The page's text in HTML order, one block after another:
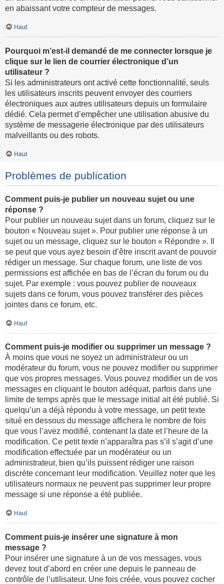
en abaissant votre compteur de messages.
Haut
Pourquoi m’est-il demandé de me connecter lorsque je
clique sur le lien de courrier électronique d’un
utilisateur ?
Si les administrateurs ont activé cette fonctionnalité, seuls
les utilisateurs inscrits peuvent envoyer des courriers
électroniques aux autres utilisateurs depuis un formulaire
dédié. Cela permet d’empêcher une utilisation abusive du
système de messagerie électronique par des utilisateurs
malveillants ou des robots.
Haut
Problèmes de publication
Comment puis-je publier un nouveau sujet ou une
réponse ?
Pour publier un nouveau sujet dans un forum, cliquez sur le
bouton « Nouveau sujet ». Pour publier une réponse à un
sujet ou un message, cliquez sur le bouton « Répondre ». Il
se peut que vous ayez besoin d’être inscrit avant de pouvoir
rédiger un message. Sur chaque forum, une liste de vos
permissions est affichée en bas de l’écran du forum ou du
sujet. Par exemple : vous pouvez publier de nouveaux
sujets dans ce forum, vous pouvez transférer des pièces
jointes dans ce forum, etc.
Haut
Comment puis-je modifier ou supprimer un message ?
À moins que vous ne soyez un administrateur ou un
modérateur du forum, vous ne pouvez modifier ou supprimer
que vos propres messages. Vous pouvez modifier un de vos
messages en cliquant le bouton adéquat, parfois dans une
limite de temps après que le message initial ait été publié. Si
quelqu’un a déjà répondu à votre message, un petit texte
situé en dessous du message affichera le nombre de fois
que vous l’avez modifié, contenant la date et l’heure de la
modification. Ce petit texte n’apparaîtra pas s’il s’agit d’une
modification effectuée par un modérateur ou un
administrateur, bien qu’ils puissent rédiger une raison
discrète concernant leur modification. Veuillez noter que les
utilisateurs normaux ne peuvent pas supprimer leur propre
message si une réponse a été publiée.
Haut
Comment puis-je insérer une signature à mon
message ?
Pour insérer une signature à un de vos messages, vous
devez tout d’abord en créer une depuis le panneau de
contrôle de l’utilisateur. Une fois créée, vous pouvez cocher